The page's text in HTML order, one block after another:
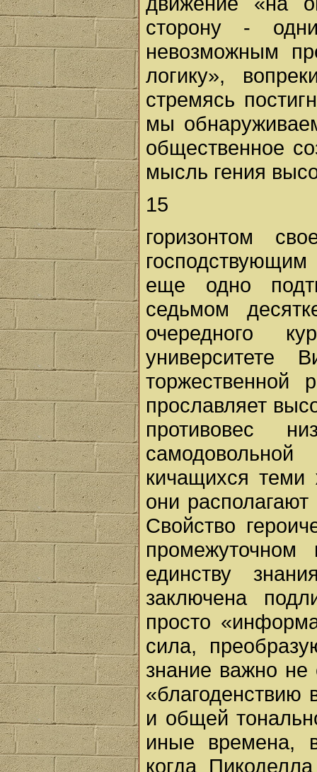
сторону -
невозможным
логику»,
стремясь
мы
общественное
мысль гения
15
горизонтом
еще одно
седьмом
очередного
университете
прославляет
противовес
кичащихся теми
они
Свойство
единству
заключена
просто
сила,
знание важно не
«благоденствию
и общей
иные времена,
когда